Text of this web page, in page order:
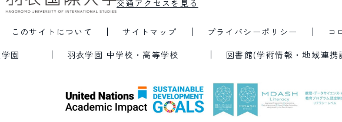
交通アクセスを見る
このサイトについて サイトマップ プライバシーポリシー
コ
園
羽衣学園 中学校・高等学校 図書館(学術情報・地域連携